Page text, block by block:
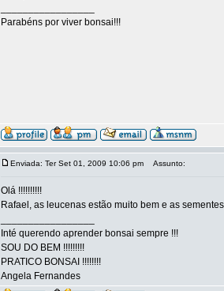
Parabéns por viver bonsai!!!
Enviada: Ter Set 01, 2009 10:06 pm Assunto:
Olá !!!!!!!!!!
Rafael, as leucenas estão muito bem e as
Inté querendo aprender bonsai sempre !!!
SOU DO BEM !!!!!!!!!
PRATICO BONSAI !!!!!!!!
Angela Fernandes